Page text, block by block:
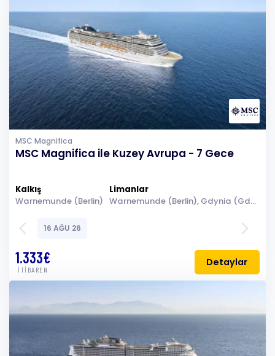
MSC Magnifica
MSC Magnifica ile Kuzey Avrupa - 7 Gece
Kalkış
Warnemunde (Berlin)
Limanlar
Warnemunde (Berlin), Gdynia (Gdansk-Danzig), Klaipeda, Riga, Stockholm, Denizde Seyir, Kopenhag, Warnemunde (Berlin)
arrow_back_ios 16 AĞU 26 arrow_forward_ios
1.333€
İTİBAREN
Detaylar